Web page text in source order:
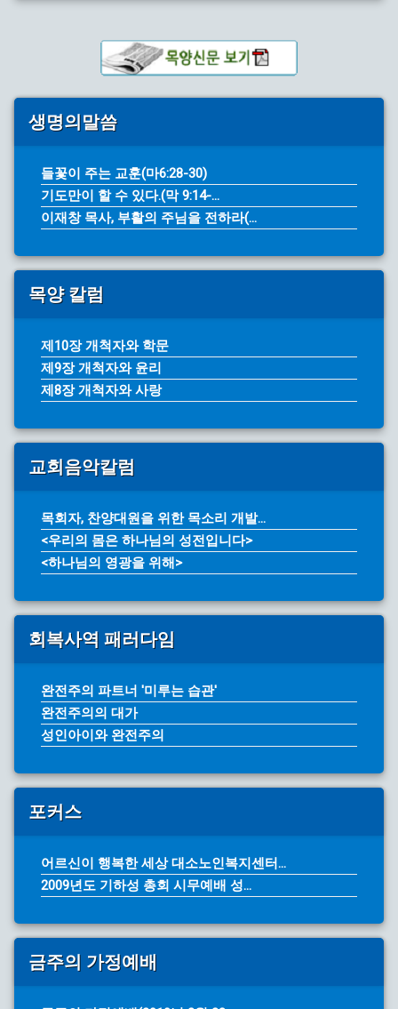
생명의말씀
들꽃이 주는 교훈(마6:28-30)
기도만이 할 수 있다.(막 9:14-...
이재창 목사, 부활의 주님을 전하라(...
목양 칼럼
제10장 개척자와 학문
제9장 개척자와 윤리
제8장 개척자와 사랑
교회음악칼럼
목회자, 찬양대원을 위한 목소리 개발...
<우리의 몸은 하나님의 성전입니다>
<하나님의 영광을 위해>
회복사역 패러다임
완전주의 파트너 '미루는 습관'
완전주의의 대가
성인아이와 완전주의
포커스
어르신이 행복한 세상 대소노인복지센터...
2009년도 기하성 총회 시무예배 성...
금주의 가정예배